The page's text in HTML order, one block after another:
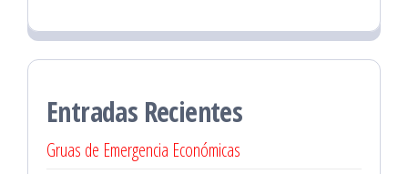
Entradas Recientes
Gruas de Emergencia Económicas